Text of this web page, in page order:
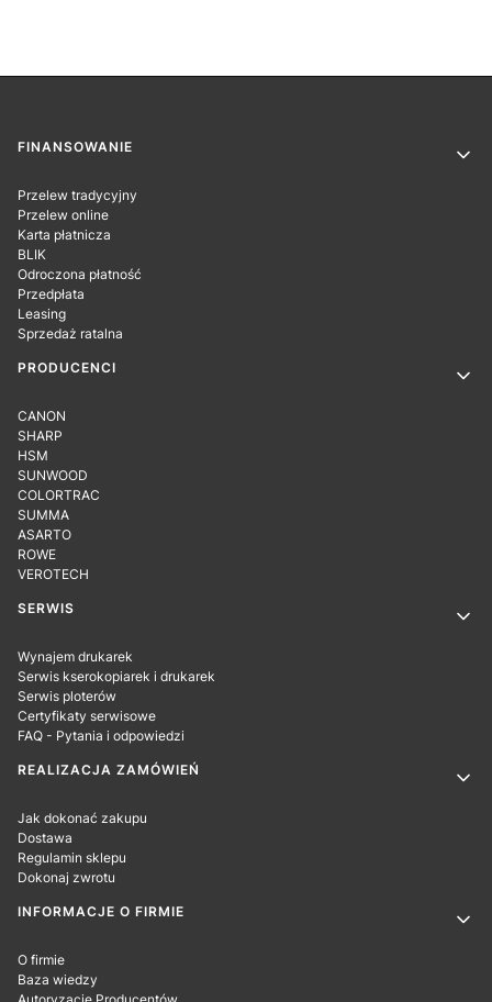
Linki w stopce
FINANSOWANIE
Przelew tradycyjny
Przelew online
Karta płatnicza
BLIK
Odroczona płatność
Przedpłata
Leasing
Sprzedaż ratalna
PRODUCENCI
CANON
SHARP
HSM
SUNWOOD
COLORTRAC
SUMMA
ASARTO
ROWE
VEROTECH
SERWIS
Wynajem drukarek
Serwis kserokopiarek i drukarek
Serwis ploterów
Certyfikaty serwisowe
FAQ - Pytania i odpowiedzi
REALIZACJA ZAMÓWIEŃ
Jak dokonać zakupu
Dostawa
Regulamin sklepu
Dokonaj zwrotu
INFORMACJE O FIRMIE
O firmie
Baza wiedzy